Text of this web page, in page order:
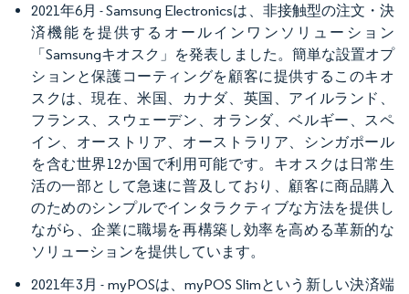
2021年6月 - Samsung Electronicsは、非接触型の注文・決
済機能を提供するオールインワンソリューション
「Samsungキオスク」を発表しました。簡単な設置オプ
ションと保護コーティングを顧客に提供するこのキオ
スクは、現在、米国、カナダ、英国、アイルランド、
フランス、スウェーデン、オランダ、ベルギー、スペ
イン、オーストリア、オーストラリア、シンガポール
を含む世界12か国で利用可能です。キオスクは日常生
活の一部として急速に普及しており、顧客に商品購入
のためのシンプルでインタラクティブな方法を提供し
ながら、企業に職場を再構築し効率を高める革新的な
ソリューションを提供しています。
2021年3月 - myPOSは、myPOS Slimという新しい決済端